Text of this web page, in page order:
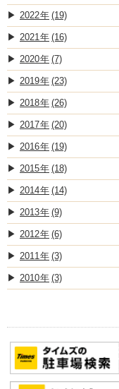
2022 (19)
2021 (16)
2020 (7)
2019 (23)
2018 (26)
2017 (20)
2016 (19)
2015 (18)
2014 (14)
2013 (9)
2012 (6)
2011 (3)
2010 (3)